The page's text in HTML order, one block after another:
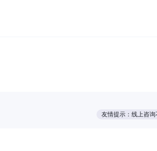
友情提示：线上咨